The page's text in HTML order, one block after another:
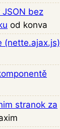
bez
od konva
(nette.ajax.js)
stranok za